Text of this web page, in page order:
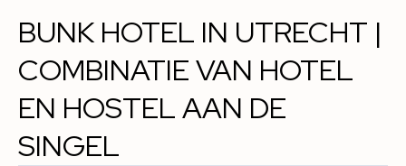
BUNK HOTEL IN UTRECHT |
COMBINATIE VAN HOTEL
EN HOSTEL AAN DE
SINGEL